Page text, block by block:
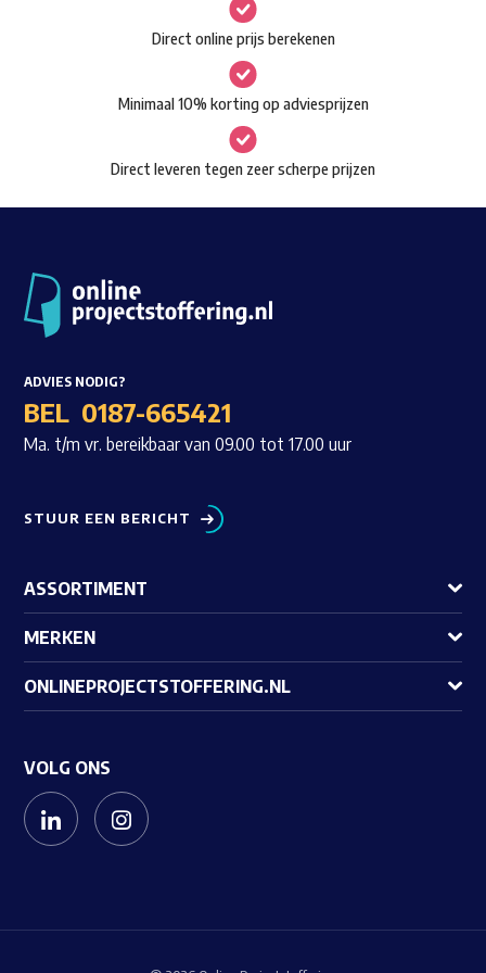
Waar ben je naar op zoek?
gekozen
worden
op
de
productpagina
Direct online prijs berekenen
Minimaal 10% korting op adviesprijzen
Direct leveren tegen zeer scherpe prijzen
ADVIES NODIG?
BEL 0187-665421
Ma. t/m vr. bereikbaar van 09.00 tot 17.00 uur
STUUR EEN BERICHT
ASSORTIMENT
MERKEN
ONLINEPROJECTSTOFFERING.NL
VOLG ONS